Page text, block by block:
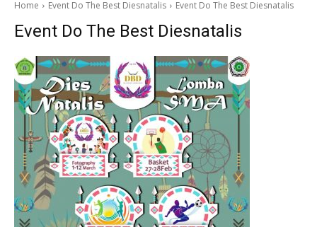
Home Event Do The Best Diesnatalis Event Do The Best Diesnatalis
Event Do The Best Diesnatalis